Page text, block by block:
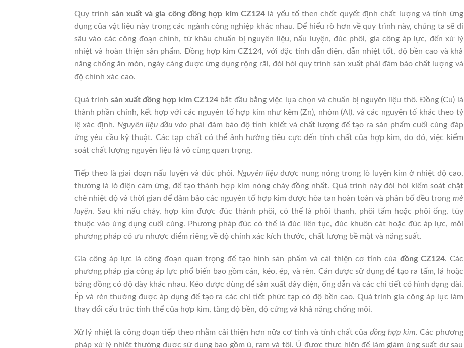
Quy trình sản xuất và gia công đồng hợp kim CZ124là yếu tố then chốt quyết định chất lượng và tính ứng
dụng của vật liệu này trong các ngành công nghiệp khác nhau. Để hiểu rõ hơn về quy trình này, chúng ta sẽ đi
sâu vào các công đoạn chính, từ khâu chuẩn bị nguyên liệu, nấu luyện, đúc phôi, gia công áp lực, đến xử lý
nhiệt và hoàn thiện sản phẩm. Đồng hợp kim CZ124, với đặc tính dẫn điện, dẫn nhiệt tốt, độ bền cao và khả
năng chống ăn mòn, ngày càng được ứng dụng rộng rãi, đòi hỏi quy trình sản xuất phải đảm bảo chất lượng và
độ chính xác cao.
Quá trình sản xuất đồng hợp kim CZ124 bắt đầu bằng việc lựa chọn và chuẩn bị nguyên liệu thô. Đồng (Cu) là
thành phần chính, kết hợp với các nguyên tố hợp kim như kẽm (Zn), nhôm (Al), và các nguyên tố khác theo tỷ
lệ xác định. Nguyên liệu đầu vào phải đảm bảo độ tinh khiết và chất lượng để tạo ra sản phẩm cuối cùng đáp
ứng yêu cầu kỹ thuật. Các tạp chất có thể ảnh hưởng tiêu cực đến tính chất của hợp kim, do đó, việc kiểm
soát chất lượng nguyên liệu là vô cùng quan trọng.
Tiếp theo là giai đoạn nấu luyện và đúc phôi. Nguyên liệuđược nung nóng trong lò luyện kim ở nhiệt độ cao,
thường là lò điện cảm ứng, để tạo thành hợp kim nóng chảy đồng nhất. Quá trình này đòi hỏi kiểm soát chặt
chẽ nhiệt độ và thời gian để đảm bảo các nguyên tố hợp kim được hòa tan hoàn toàn và phân bố đều trong mẻ
luyện. Sau khi nấu chảy, hợp kim được đúc thành phôi, có thể là phôi thanh, phôi tấm hoặc phôi ống, tùy
thuộc vào ứng dụng cuối cùng. Phương pháp đúc có thể là đúc liên tục, đúc khuôn cát hoặc đúc áp lực, mỗi
phương pháp có ưu nhược điểm riêng về độ chính xác kích thước, chất lượng bề mặt và năng suất.
Gia công áp lực là công đoạn quan trọng để tạo hình sản phẩm và cải thiện cơ tính của đồng CZ124. Các
phương pháp gia công áp lực phổ biến bao gồm cán, kéo, ép, và rèn. Cán được sử dụng để tạo ra tấm, lá hoặc
băng đồng có độ dày khác nhau. Kéo được dùng để sản xuất dây điện, ống dẫn và các chi tiết có hình dạng dài.
Ép và rèn thường được áp dụng để tạo ra các chi tiết phức tạp có độ bền cao. Quá trình gia công áp lực làm
thay đổi cấu trúc tinh thể của hợp kim, tăng độ bền, độ cứng và khả năng chống mỏi.
Xử lý nhiệt là công đoạn tiếp theo nhằm cải thiện hơn nữa cơ tính và tính chất của đồng hợp kim. Các phương
pháp xử lý nhiệt thường được sử dụng bao gồm ủ, ram và tôi. Ủ được thực hiện để làm giảm ứng suất dư sau